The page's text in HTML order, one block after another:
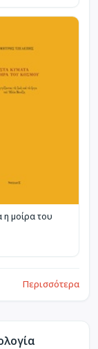
η μοίρα του
Περισσότερα